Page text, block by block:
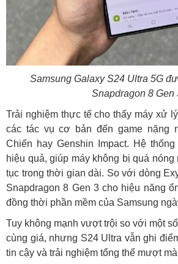
Samsung Galaxy S24 Ultra 5G
Snapdragon 8 Gen
Trải nghiệm thực tế cho thấy máy xử
các tác vụ cơ bản đến game nặng
Chiến hay Genshin Impact. Hệ
hiệu quả, giúp máy không bị quá
tục trong thời gian dài. So với dòng
Snapdragon 8 Gen 3 cho hiệu năng
đồng thời phần mềm của Samsung
Tuy không mạnh vượt trội so với một
cùng giá, nhưng S24 Ultra vẫn ghi
tin cậy và trải nghiệm tổng thể mượt